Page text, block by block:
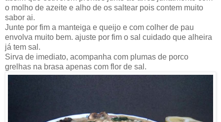
o molho de azeite e alho de os saltear pois contem muito
sabor ai.
Junte por fim a manteiga e queijo e com colher de pau
envolva muito bem. ajuste por fim o sal cuidado que alheira
já tem sal.
Sirva de imediato, acompanha com plumas de porco
grelhas na brasa apenas com flor de sal.